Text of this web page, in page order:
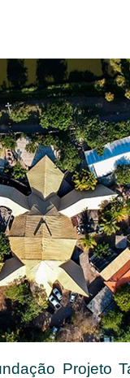
Projeto